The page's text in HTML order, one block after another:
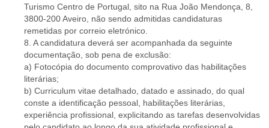
Turismo Centro de Portugal, sito na Rua João Mendonça, 8,
3800-200 Aveiro, não sendo admitidas candidaturas
remetidas por correio eletrónico.
8. A candidatura deverá ser acompanhada da seguinte
documentação, sob pena de exclusão:
a) Fotocópia do documento comprovativo das habilitações
literárias;
b) Curriculum vitae detalhado, datado e assinado, do qual
conste a identificação pessoal, habilitações literárias,
experiência profissional, explicitando as tarefas desenvolvidas